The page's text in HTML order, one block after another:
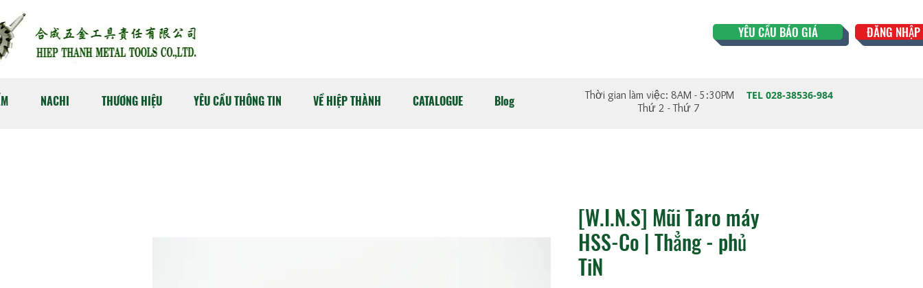
YÊU CẦU BÁO GIÁ ĐĂNG
NACHI THƯƠNG HIỆU YÊU CẦU THÔNG TIN VỀ HIỆP THÀNH CATALOGUE Blog TEL 028-38536-984
Thời gian làm việc: 8AM - 5:30PM
Thứ 2 - Thứ 7
[W.I.N.S] Mũi Taro máy
HSS-Co | Thẳng - phủ
TiN